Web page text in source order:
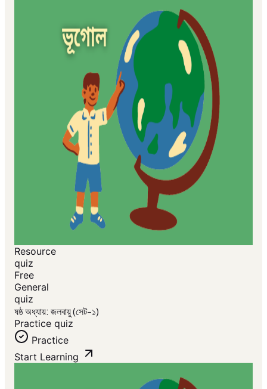
Resource
quiz
Free
General
quiz
ষষ্ঠ অধ্যায়: জলবায়ু (সেট-১)
Practice quiz
Practice
Start Learning